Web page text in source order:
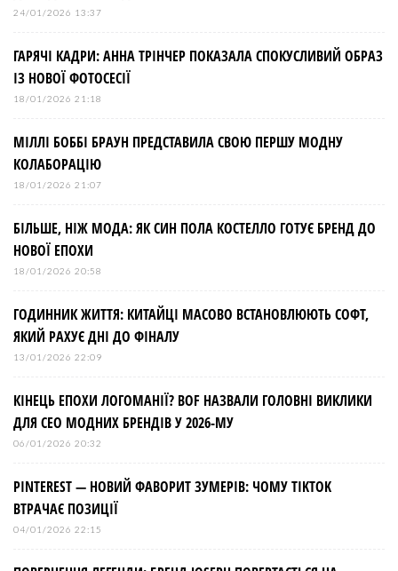
24/01/2026 13:37
ГАРЯЧІ КАДРИ: АННА ТРІНЧЕР ПОКАЗАЛА СПОКУСЛИВИЙ ОБРАЗ
ІЗ НОВОЇ ФОТОСЕСІЇ
18/01/2026 21:18
МІЛЛІ БОББІ БРАУН ПРЕДСТАВИЛА СВОЮ ПЕРШУ МОДНУ
КОЛАБОРАЦІЮ
18/01/2026 21:07
БІЛЬШЕ, НІЖ МОДА: ЯК СИН ПОЛА КОСТЕЛЛО ГОТУЄ БРЕНД ДО
НОВОЇ ЕПОХИ
18/01/2026 20:58
ГОДИННИК ЖИТТЯ: КИТАЙЦІ МАСОВО ВСТАНОВЛЮЮТЬ СОФТ,
ЯКИЙ РАХУЄ ДНІ ДО ФІНАЛУ
13/01/2026 22:09
КІНЕЦЬ ЕПОХИ ЛОГОМАНІЇ? BOF НАЗВАЛИ ГОЛОВНІ ВИКЛИКИ
ДЛЯ СЕО МОДНИХ БРЕНДІВ У 2026-МУ
06/01/2026 20:32
PINTEREST — НОВИЙ ФАВОРИТ ЗУМЕРІВ: ЧОМУ TIKTOK
ВТРАЧАЄ ПОЗИЦІЇ
04/01/2026 22:15